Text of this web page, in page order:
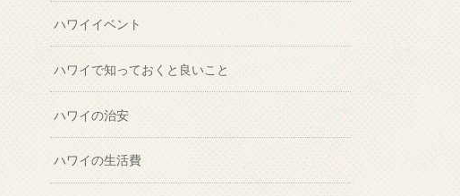
ハワイイベント
ハワイで知っておくと良いこと
ハワイの治安
ハワイの生活費